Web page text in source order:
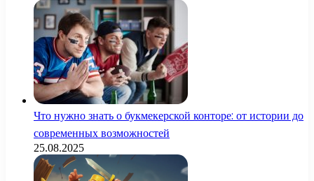
Что нужно знать о букмекерской конторе: от истории до
современных возможностей
25.08.2025